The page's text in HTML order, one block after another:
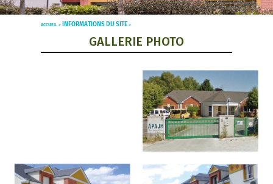
ACCUEIL > INFORMATIONS DU SITE >
GALLERIE PHOTO